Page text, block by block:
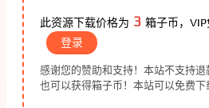
此资源下载价格为 3 箱子币，
登录
感谢您的赞助和支持！本站不支持
也可以获得箱子币！本站可以免费下